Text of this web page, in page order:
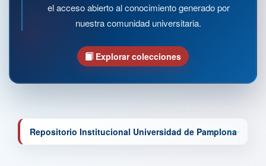
el acceso abierto al conocimiento generado por
nuestra comunidad universitaria.
Explorar colecciones
Repositorio Institucional Universidad de Pamplona